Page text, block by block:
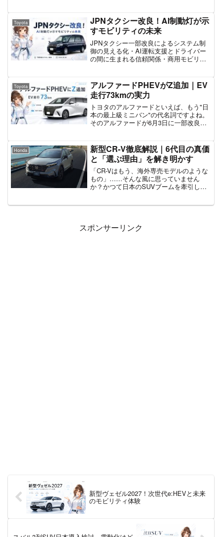
ー。2020年の現行モデル登場から5年余
り。便利だけど、あ...
Toyota
JPNタクシー改良！AI制動灯が示
すモビリティの未来
JPNタクシー一部改良によるシステム制
御の見える化・AI運転支援とドライバー
の間に生まれる信頼関係・商用モビリテ
Toyota
アルファードPHEVがZ追加｜EV
走行73kmの実力
トヨタのアルファードといえば、もう"日
本の最上級ミニバン"の代名詞ですよね。
そのアルファードが6月3日に一部改良さ
レードだけの特権だったPHEV（プラグ
インハイブリッド）が、ついに「Z」にも
追加されたんです。EVのように静かに走
れて、家にも電気を送れる——そんな"次
の移動"が、ぐっと現実的になってきた感
じがします。今回は新グレードの中身
なった理由EV走行73kmとV2Hが、毎日
の移動と防災をどう変えるかHEV Gや価
Honda
新型CR-V徹底解説｜6代目の真価
と「選ぶ理由」を解き明かす
「CR-Vはもう、海外専売モデルのような
もの」……そんな風に思っていません
か？かつて日本のSUVブームを牽引した
スポンサーリンク
新型ヴェゼル2027！次世代e:HEVと未来
のモビリティ体験